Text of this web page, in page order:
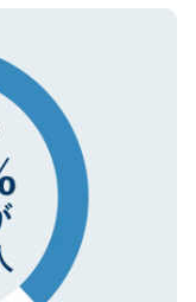
心ください。
。